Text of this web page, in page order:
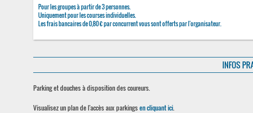
Pour les groupes à partir de 3 personnes.
Uniquement pour les courses individuelles.
Les frais bancaires de 0,80 € par concurrent vous sont offerts par l'organisateur.
INFOS
Parking et douches à disposition des coureurs.
Visualisez un plan de l'accès aux parkingsen cliquant ici.